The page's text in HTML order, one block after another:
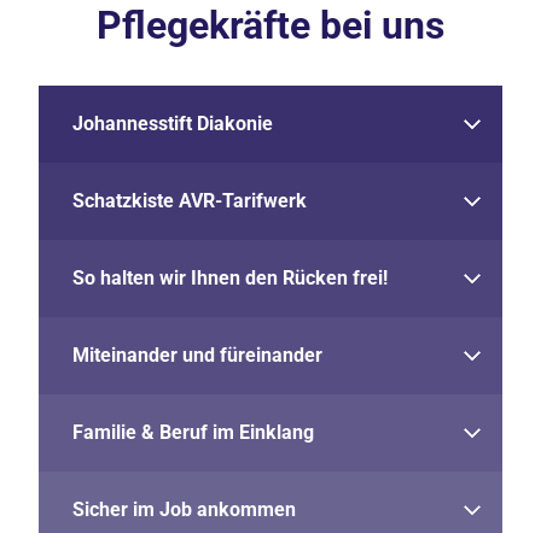
Pflegekräfte bei uns
Johannesstift Diakonie
Schatzkiste AVR-Tarifwerk
So halten wir Ihnen den Rücken frei!
Miteinander und füreinander
Familie & Beruf im Einklang
Sicher im Job ankommen